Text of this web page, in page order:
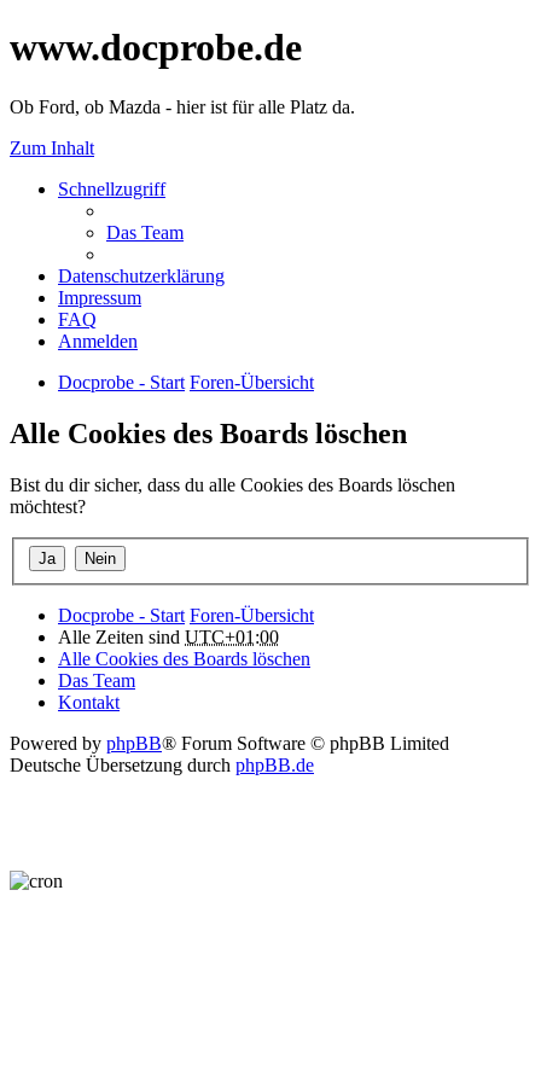
www.docprobe.de
Ob Ford, ob Mazda - hier ist für alle Platz da.
Zum Inhalt
Schnellzugriff
Das Team
Datenschutzerklärung
Impressum
FAQ
Anmelden
Docprobe - Start Foren-Übersicht
Alle Cookies des Boards löschen
Bist du dir sicher, dass du alle Cookies des Boards löschen
möchtest?
Docprobe - Start Foren-Übersicht
Alle Zeiten sind UTC+01:00
Alle Cookies des Boards löschen
Das Team
Kontakt
Powered by phpBB® Forum Software © phpBB Limited
Deutsche Übersetzung durch phpBB.de